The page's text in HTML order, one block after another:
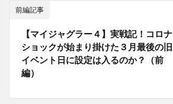
前編記事
【マイジャグラー４】実戦記！コロナ
ショックが始まり掛けた３月最後の旧
イベント日に設定は入るのか？（前
編）